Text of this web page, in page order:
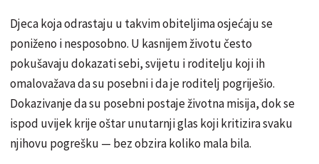
Djeca koja odrastaju u takvim obiteljima osjećaju se
poniženo i nesposobno. U kasnijem životu često
pokušavaju dokazati sebi, svijetu i roditelju koji ih
omalovažava da su posebni i da je roditelj pogriješio.
Dokazivanje da su posebni postaje životna misija, dok se
ispod uvijek krije oštar unutarnji glas koji kritizira svaku
njihovu pogrešku — bez obzira koliko mala bila.